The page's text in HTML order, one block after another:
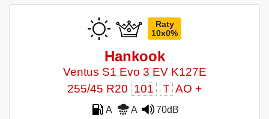
Raty
10x0%
Hankook
Ventus S1 Evo 3 EV K127E
255/45 R20 101 T AO +
A A
70dB